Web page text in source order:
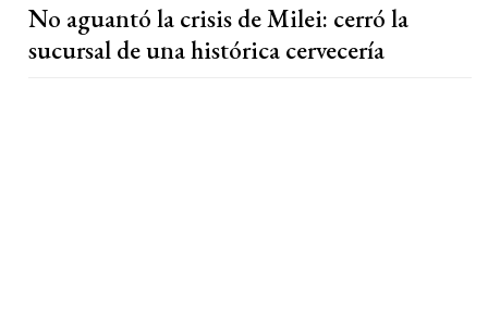
No aguantó la crisis de Milei: cerró la
sucursal de una histórica cervecería